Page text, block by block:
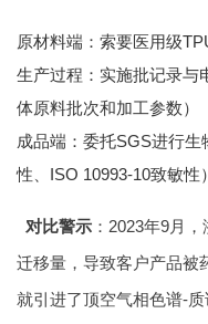
原材料端：索要医用级
生产过程：实施批记录与
体原料批次和加工参数）
成品端：委托SGS进行
性、ISO 10993-10致敏性）
对比警示：2023年9月
迁移量，导致客户产品被
就引进了顶空气相色谱-